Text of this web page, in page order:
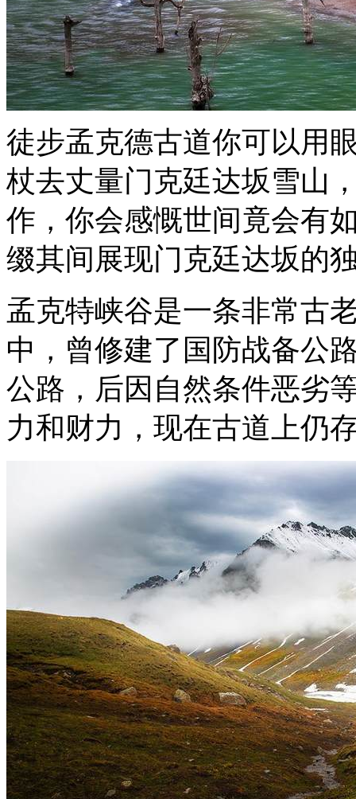
徒步孟克德古道你可以用
杖去丈量门克廷达坂雪山
作，你会感慨世间竟会有
缀其间展现门克廷达坂的
孟克特峡谷是一条非常古
中，曾修建了国防战备公
公路，后因自然条件恶劣
力和财力，现在古道上仍